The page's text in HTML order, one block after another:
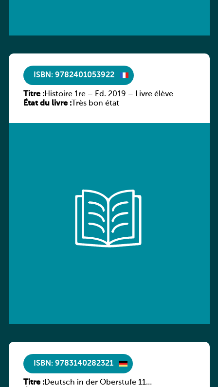
ISBN: 9782401053922
Titre :Histoire 1re – Éd. 2019 – Livre élève
État du livre :Très bon état
ISBN: 9783140282321
Titre :Deutsch in der Oberstufe 11